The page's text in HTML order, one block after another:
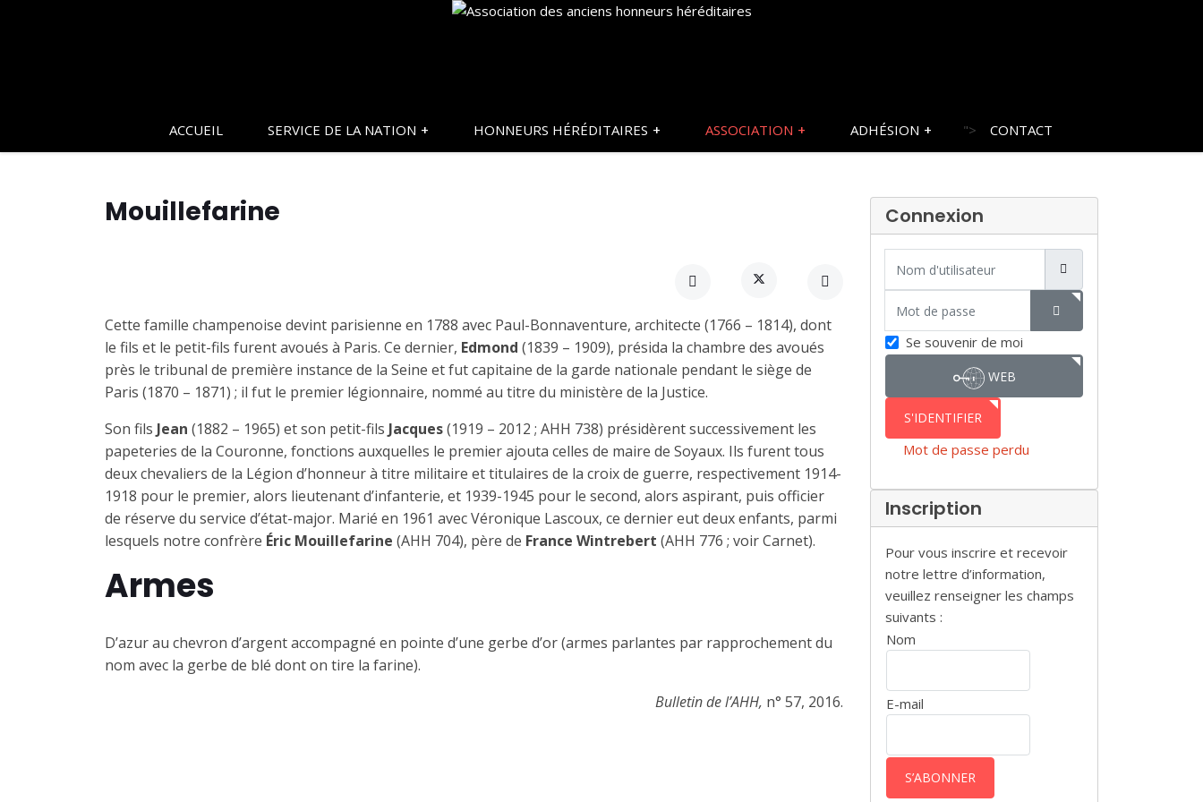
ACCUEIL SERVICE DE LA NATION HONNEURS HÉRÉDITAIRES ASSOCIATION ADHÉSION "> CONTACT
Mouillefarine
Cette famille champenoise devint parisienne en 1788 avec Paul-Bonnaventure, architecte (1766 – 1814), dont
le fils et le petit-fils furent avoués à Paris. Ce dernier, Edmond (1839 – 1909), présida la chambre des avoués
près le tribunal de première instance de la Seine et fut capitaine de la garde nationale pendant le siège de
Paris (1870 – 1871) ; il fut le premier légionnaire, nommé au titre du ministère de la Justice.
Son fils Jean (1882 – 1965) et son petit-fils Jacques(1919 – 2012 ; AHH 738) présidèrent successivement les
papeteries de la Couronne, fonctions auxquelles le premier ajouta celles de maire de Soyaux. Ils furent tous
deux chevaliers de la Légion d’honneur à titre militaire et titulaires de la croix de guerre, respectivement 1914-
1918 pour le premier, alors lieutenant d’infanterie, et 1939-1945 pour le second, alors aspirant, puis officier
de réserve du service d’état-major. Marié en 1961 avec Véronique Lascoux, ce dernier eut deux enfants, parmi
lesquels notre confrère Éric Mouillefarine (AHH 704), père de France Wintrebert (AHH 776 ; voir Carnet).
Armes
D’azur au chevron d’argent accompagné en pointe d’une gerbe d’or (armes parlantes par rapprochement du
nom avec la gerbe de blé dont on tire la farine).
Bulletin de l’AHH, n° 57, 2016.
Connexion
SHOW PASSWORD
Se souvenir de moi
WEB
AUTHENTICATION
S'IDENTIFIER
Mot de passe perdu
Inscription
Pour vous inscrire et recevoir
notre lettre d’information,
veuillez renseigner les champs
suivants :
Nom
E-mail